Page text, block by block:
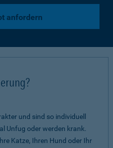
anfordern
und sind so individuell
Unfug oder werden krank.
Katze, Ihren Hund oder Ihr